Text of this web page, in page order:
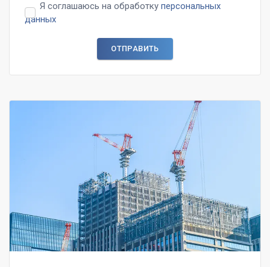
Я соглашаюсь на обработку персональных
данных
ОТПРАВИТЬ